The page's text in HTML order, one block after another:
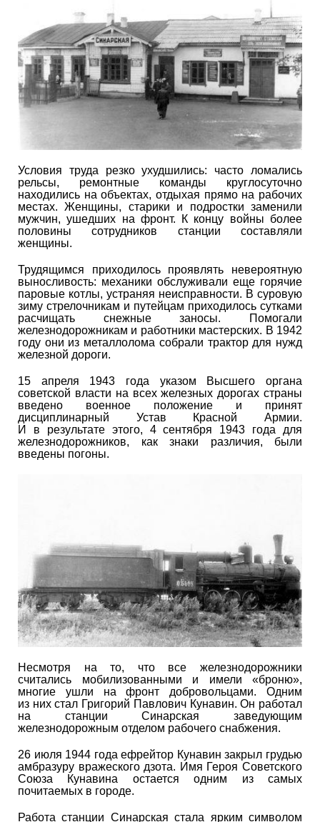
Условия труда резко ухудшились: часто ломались
рельсы, ремонтные команды круглосуточно
находились на объектах, отдыхая прямо на рабочих
местах. Женщины, старики и подростки заменили
мужчин, ушедших на фронт. К концу войны более
половины сотрудников станции составляли
женщины.
Трудящимся приходилось проявлять невероятную
выносливость: механики обслуживали еще горячие
паровые котлы, устраняя неисправности. В суровую
зиму стрелочникам и путейцам приходилось сутками
расчищать снежные заносы. Помогали
железнодорожникам и работники мастерских. В 1942
году они из металлолома собрали трактор для нужд
железной дороги.
15 апреля 1943 года указом Высшего органа
советской власти на всех железных дорогах страны
введено военное положение и принят
дисциплинарный Устав Красной Армии.
И в результате этого, 4 сентября 1943 года для
железнодорожников, как знаки различия, были
введены погоны.
Несмотря на то, что все железнодорожники
считались мобилизованными и имели «броню»,
многие ушли на фронт добровольцами. Одним
из них стал Григорий Павлович Кунавин. Он работал
на станции Синарская заведующим
железнодорожным отделом рабочего снабжения.
26 июля 1944 года ефрейтор Кунавин закрыл грудью
амбразуру вражеского дзота. Имя Героя Советского
Союза Кунавина остается одним из самых
почитаемых в городе.
Работа станции Синарская стала ярким символом